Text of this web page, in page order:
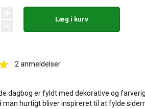
Læg i kurv
2 anmeldelser
dagbog er fyldt med dekorative og
man hurtigt bliver inspireret til at fylde